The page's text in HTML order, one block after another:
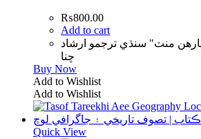
₨800.00
Add to cart
منٽ" سنڌي ترجمو ارشاد
چنا
Buy Now
Add to Wishlist
Add to Wishlist
Quick View